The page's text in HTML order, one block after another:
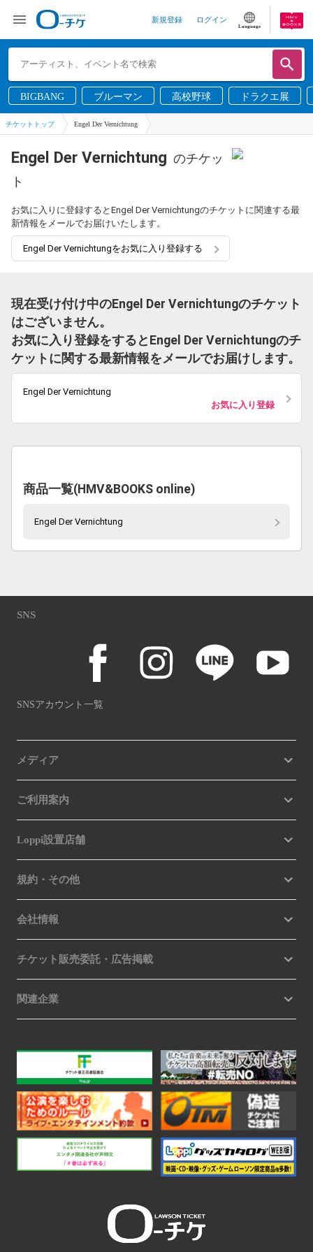
新規登録 ログイン
Language
BIGBANG ブルーマン 高校野球 ドラクエ展
チケットトップ Engel Der Vernichtung
Engel Der Vernichtung のチケッ
ト
お気に入りに登録するとEngel Der Vernichtungのチケットに関連する最
新情報をメールでお届けいたします。
Engel Der Vernichtungをお気に入り登録する
現在受け付け中のEngel Der Vernichtungのチケット
はございません。
お気に入り登録をするとEngel Der Vernichtungのチ
ケットに関する最新情報をメールでお届けします。
Engel Der Vernichtung
お気に入り登録
商品一覧(HMV&BOOKS online)
Engel Der Vernichtung
SNS
SNSアカウント一覧
メディア
ご利用案内
Loppi設置店舗
規約・その他
会社情報
チケット販売委託・広告掲載
関連企業